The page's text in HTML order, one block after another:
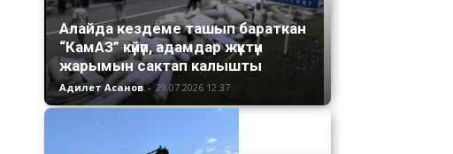
Алайда кездеме ташып бараткан
“КамАЗ” күйүп, адамдар жүктүн
жарымын сактап калышты
Адилет Асанов - 29.07.2026 12:37